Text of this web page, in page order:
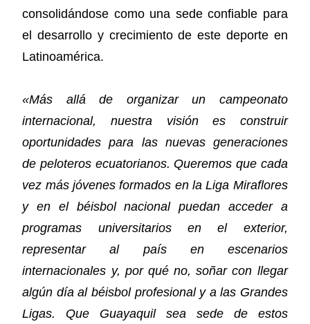
consolidándose como una sede confiable para
el desarrollo y crecimiento de este deporte en
Latinoamérica.
«Más allá de organizar un campeonato
internacional, nuestra visión es construir
oportunidades para las nuevas generaciones
de peloteros ecuatorianos. Queremos que cada
vez más jóvenes formados en la Liga Miraflores
y en el béisbol nacional puedan acceder a
programas universitarios en el exterior,
representar al país en escenarios
internacionales y, por qué no, soñar con llegar
algún día al béisbol profesional y a las Grandes
Ligas. Que Guayaquil sea sede de estos